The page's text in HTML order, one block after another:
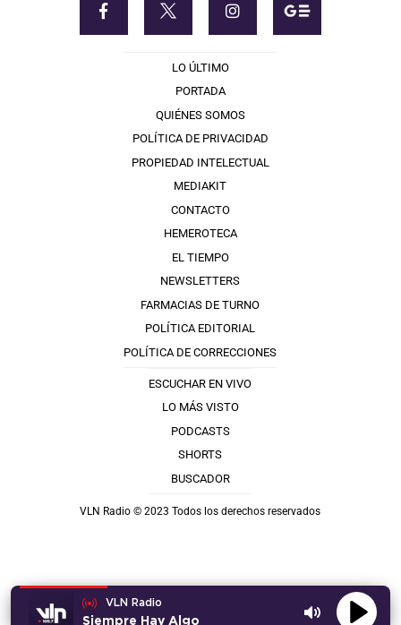
VLN Radio
Siempre Hay Algo
LO ÚLTIMO
PORTADA
QUIÉNES SOMOS
POLÍTICA DE PRIVACIDAD
PROPIEDAD INTELECTUAL
MEDIAKIT
CONTACTO
HEMEROTECA
EL TIEMPO
NEWSLETTERS
FARMACIAS DE TURNO
POLÍTICA EDITORIAL
POLÍTICA DE CORRECCIONES
ESCUCHAR EN VIVO
LO MÁS VISTO
PODCASTS
SHORTS
BUSCADOR
VLN Radio © 2023 Todos los derechos reservados